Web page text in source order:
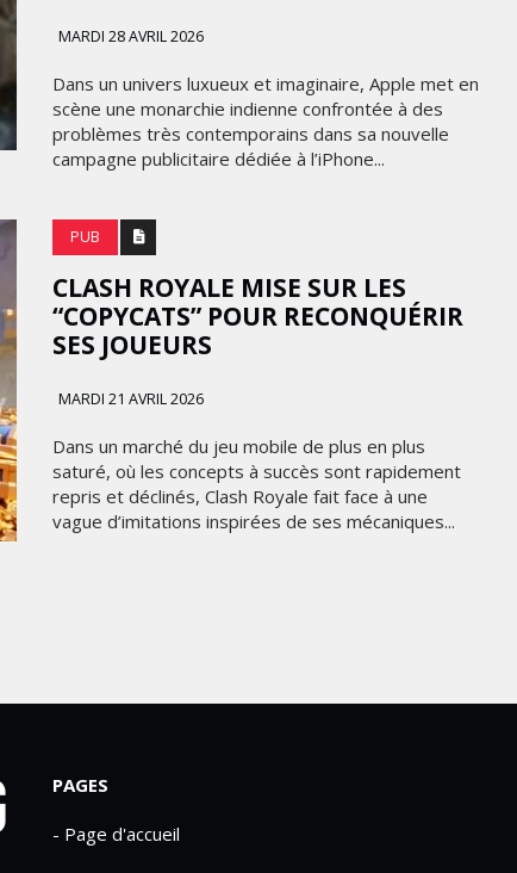
MARDI 28 AVRIL 2026
Dans un univers luxueux et imaginaire, Apple met en
scène une monarchie indienne confrontée à des
problèmes très contemporains dans sa nouvelle
campagne publicitaire dédiée à l’iPhone...
PUB
CLASH ROYALE MISE SUR LES
“COPYCATS” POUR RECONQUÉRIR
SES JOUEURS
MARDI 21 AVRIL 2026
Dans un marché du jeu mobile de plus en plus
saturé, où les concepts à succès sont rapidement
repris et déclinés, Clash Royale fait face à une
vague d’imitations inspirées de ses mécaniques...
PAGES
- Page d'accueil